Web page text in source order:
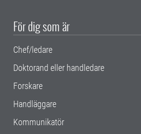
För dig som är
Chef/ledare
Doktorand eller handledare
Forskare
Handläggare
Kommunikatör